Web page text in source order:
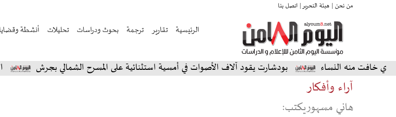
من نحن | هيئة التحرير | اتصل بنا
الرئيسية تقارير ترجمة بحوث ودراسات تحليلات أنشطة وقضايا
منه النساء بودشارت يقود آلاف الأصوات في أمسية استثنائية على المسرح الشمالي بجرش الأردن:
آراء وأفكار
هاني مسهوريكتب: